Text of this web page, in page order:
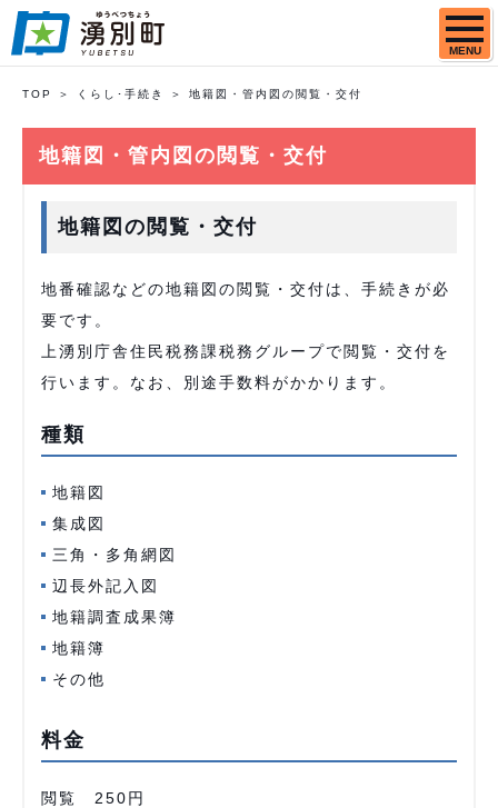
MENU
TOP くらし･手続き 地籍図・管内図の閲覧・交付
地籍図・管内図の閲覧・交付
地籍図の閲覧・交付
地番確認などの地籍図の閲覧・交付は、手続きが必
要です。
上湧別庁舎住民税務課税務グループで閲覧・交付を
行います。なお、別途手数料がかかります。
種類
地籍図
集成図
三角・多角網図
辺長外記入図
地籍調査成果簿
地籍簿
その他
料金
閲覧 250円